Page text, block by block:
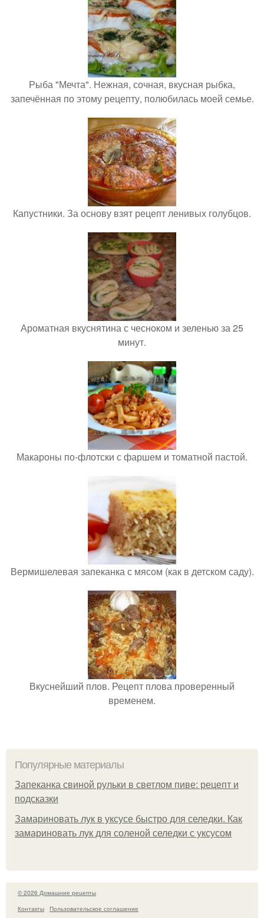
Рыба "Мечта". Нежная, сочная, вкусная рыбка,
запечённая по этому рецепту, полюбилась моей семье.
Капустники. За основу взят рецепт ленивых голубцов.
Ароматная вкуснятина с чесноком и зеленью за 25
минут.
Макароны по-флотски с фаршем и томатной пастой.
Вермишелевая запеканка с мясом (как в детском саду).
Вкуснейший плов. Рецепт плова проверенный
временем.
Популярные материалы
Запеканка свиной рульки в светлом пиве: рецепт и
подсказки
Замариновать лук в уксусе быстро для селедки. Как
замариновать лук для соленой селедки с уксусом
© 2026 Домашние рецепты
Контакты
Пользовательское соглашение